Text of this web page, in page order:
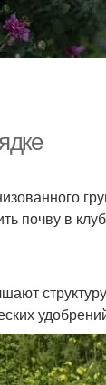
почву в